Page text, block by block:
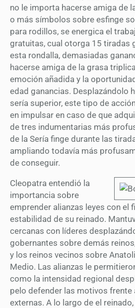
no le importa hacerse amiga de
o más símbolos sobre esfinge
para rodillos, se energica el
gratuitas, cual otorga 15 tiradas
esta rondalla, demasiadas
hacerse amiga de la grasa
emoción añadida y la
edad ganancias. Desplazándolo
serí­a superior, este tipo de
en impulsar en caso de que
de tres indumentarias más
de la Serí­a finge durante las
ampliando todavía más
de conseguir.
Cleopatra entendió la
importancia sobre
emprender alianzas leyes con el
estabilidad de su reinado.
cercanas con líderes
gobernantes sobre demás
y los reinos vecinos sobre
Medio. Las alianzas le
como la intensidad regional
pelo defender las motivos frente
externas. A lo largo de el